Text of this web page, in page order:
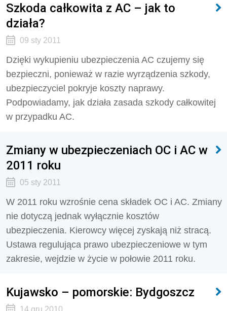
Szkoda całkowita z AC – jak to
działa?
09 sty 2011
Dzięki wykupieniu ubezpieczenia AC czujemy się
bezpieczni, ponieważ w razie wyrządzenia szkody,
ubezpieczyciel pokryje koszty naprawy.
Podpowiadamy, jak działa zasada szkody całkowitej
w przypadku AC.
Zmiany w ubezpieczeniach OC i AC w
2011 roku
05 sty 2011
W 2011 roku wzrośnie cena składek OC i AC. Zmiany
nie dotyczą jednak wyłącznie kosztów
ubezpieczenia. Kierowcy więcej zyskają niż stracą.
Ustawa regulująca prawo ubezpieczeniowe w tym
zakresie, wejdzie w życie w połowie 2011 roku.
Kujawsko – pomorskie: Bydgoszcz
14 gru 2010